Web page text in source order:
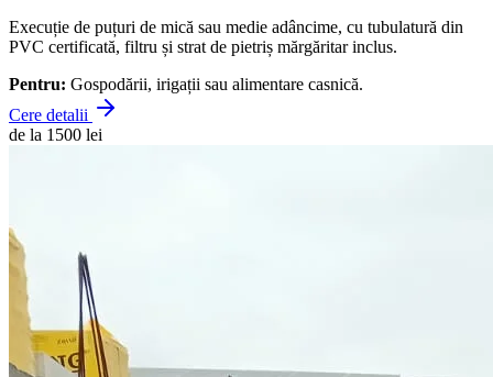
Execuție de puțuri de mică sau medie adâncime, cu tubulatură din
PVC certificată, filtru și strat de pietriș mărgăritar inclus.
Pentru: Gospodării, irigații sau alimentare casnică.
Cere detalii
de la 1500 lei